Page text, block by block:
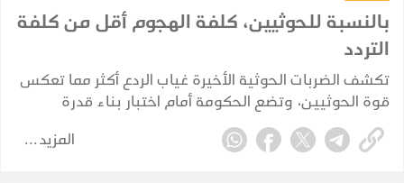
بالنسبة للحوثيين، كلفة الهجوم أقل من كلفة
التردد
تكشف الضربات الحوثية الأخيرة غياب الردع أكثر مما تعكس
قوة الحوثيين، وتضع الحكومة أمام اختبار بناء قدرة
حقيقية على فرض كلفة تمنع تكرار الهجمات.
المزيد